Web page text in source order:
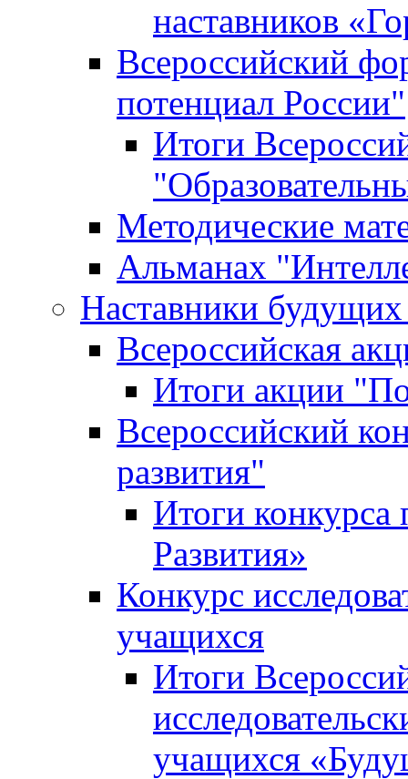
наставников
Всероссийский
потенциал России"
Итоги
Методические
Альманах
Наставники
Всероссийская
Итоги акции
Всероссийский
развития"
Итоги конкурса
Развития»
Конкурс
учащихся
Итоги
учащихся